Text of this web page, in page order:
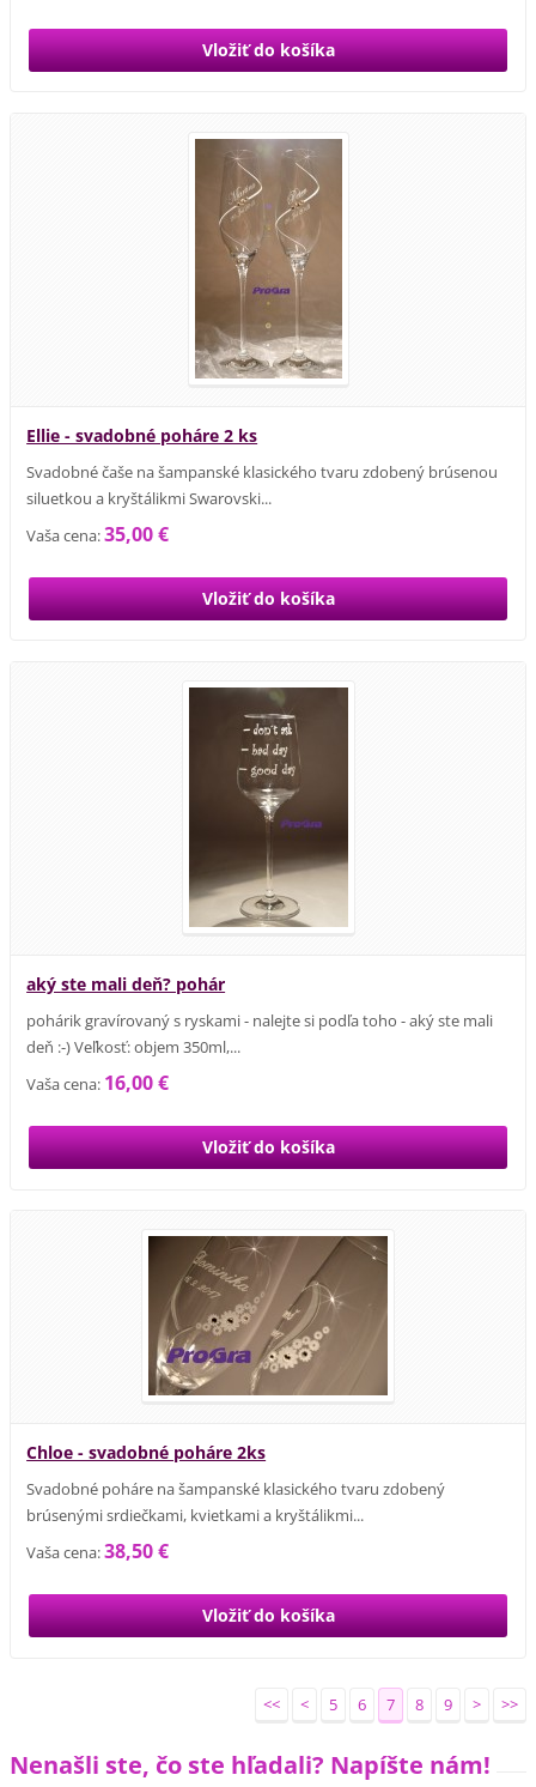
Ellie - svadobné poháre 2 ks
Svadobné čaše na šampanské klasického tvaru zdobený brúsenou
siluetkou a kryštálikmi Swarovski...
Vaša cena:35,00 €
aký ste mali deň? pohár
pohárik gravírovaný s ryskami - nalejte si podľa toho - aký ste mali
deň :-) Veľkosť: objem 350ml,...
Vaša cena: 16,00 €
Chloe - svadobné poháre 2ks
Svadobné poháre na šampanské klasického tvaru zdobený
brúsenými srdiečkami, kvietkami a kryštálikmi...
Vaša cena:38,50 €
<< < 5 6 7 8 9 > >>
Nenašli ste, čo ste hľadali? Napíšte nám!